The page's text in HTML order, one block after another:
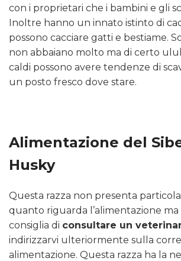
con i proprietari che i bambini e gli
Inoltre hanno un innato istinto di
possono cacciare gatti e bestiame.
non abbaiano molto ma di certo
caldi possono avere tendenze di
un posto fresco dove stare.
Alimentazione del
Husky
Questa razza non presenta
quanto riguarda l’alimentazione ma
consiglia di consultare un
indirizzarvi ulteriormente sulla
alimentazione. Questa razza ha la